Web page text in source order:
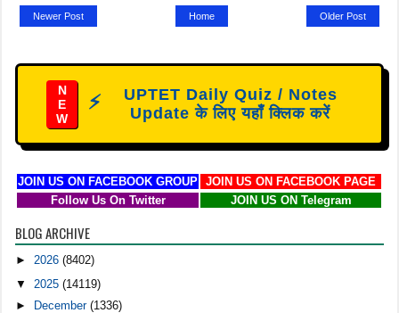
Newer Post Older Post
Home
N
E
W
⚡
UPTET Daily Quiz / Notes
Update के लिए यहाँ क्लिक करें
JOIN US ON FACEBOOK GROUP
JOIN US ON FACEBOOK PAGE
Follow Us On Twitter
JOIN US ON Telegram
BLOG ARCHIVE
►2026(8402)
▼ 2025(14119)
►
December(1336)